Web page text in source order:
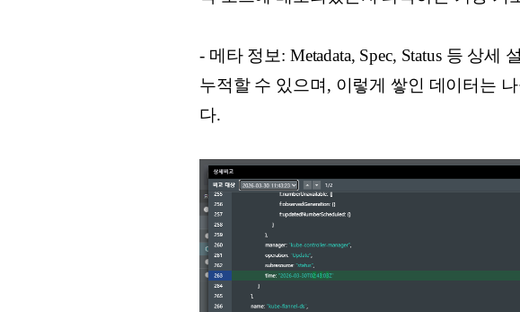
- 메타 정보: Metadata, Spec, Status 등 상
누적할 수 있으며, 이렇게 쌓인 데이터는
다.